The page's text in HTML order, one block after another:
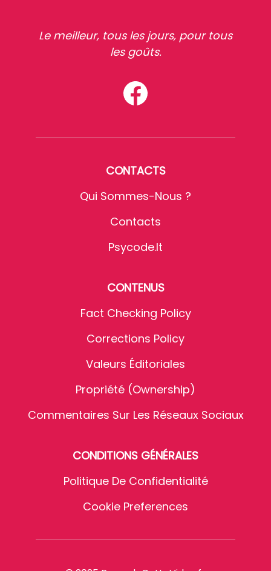
Le meilleur, tous les jours, pour tous
les goûts.
CONTACTS
Qui Sommes-Nous ?
Contacts
Psycode.it
CONTENUS
Fact Checking Policy
Corrections Policy
Valeurs Éditoriales
Propriété (Ownership)
Commentaires Sur Les Réseaux Sociaux
CONDITIONS GÉNÉRALES
Politique De Confidentialité
Cookie Preferences